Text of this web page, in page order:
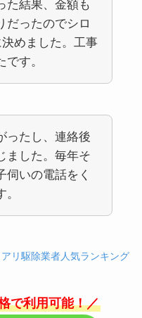
た結果、金額も
だったのでシロ
めました。工事
す。
ったし、連絡後
ました。毎年そ
伺いの電話をく
リ駆除業者人気ランキング
で利用可能！／